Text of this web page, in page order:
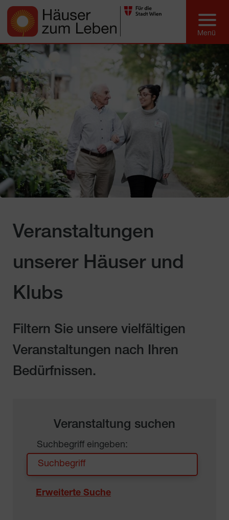
Veranstaltungen
unserer Häuser und
Klubs
Filtern Sie unsere vielfältigen
Veranstaltungen nach Ihren
Bedürfnissen.
Veranstaltung suchen
Suchbegriff eingeben:
Erweiterte Suche